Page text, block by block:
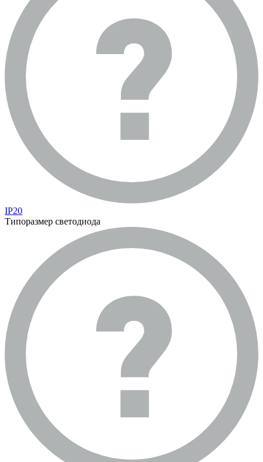
IP20
Типоразмер светодиода